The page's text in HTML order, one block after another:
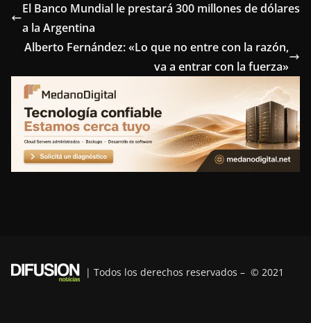
e
b
o
o
k
t
t
e
r
t
r
e
s
t
k
d
I
n
e
r
a
El Banco Mundial le prestará 300 millones de dólares
a la Argentina
Alberto Fernández: «Lo que no entre con la razón,
va a entrar con la fuerza»
| Todos los derechos reservados – © 2021